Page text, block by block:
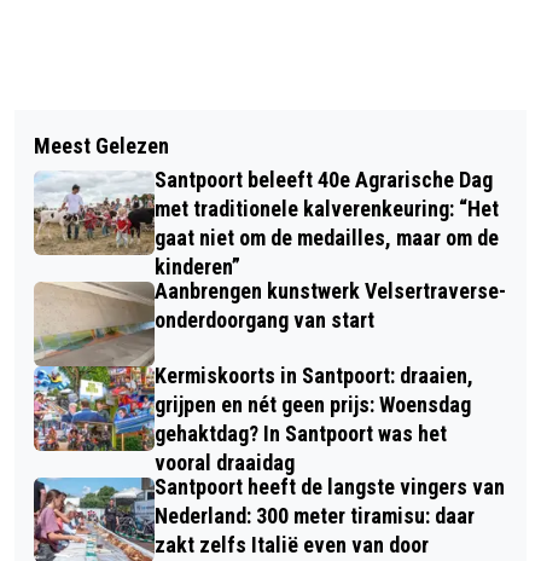
VANAF ZATERDAGMIDDAG CODE GEEL
OM ONWEER MET WINDSTOTEN EN
HAGEL
KUNST IN KENNEMERLAND “ROMEINS
FRIES AARDEWERK”
Meest Gelezen
Santpoort beleeft 40e Agrarische Dag
met traditionele kalverenkeuring: “Het
gaat niet om de medailles, maar om de
kinderen”
Aanbrengen kunstwerk Velsertraverse-
onderdoorgang van start
Kermiskoorts in Santpoort: draaien,
grijpen en nét geen prijs: Woensdag
gehaktdag? In Santpoort was het
vooral draaidag
Santpoort heeft de langste vingers van
Nederland: 300 meter tiramisu: daar
zakt zelfs Italië even van door